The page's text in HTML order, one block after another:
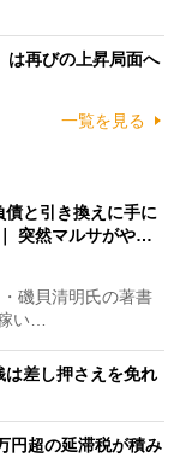
は再びの上昇局面へ
一覧を見る
債と引き換えに手に
突然マルサがや…
磯貝清明氏の著書
い…
差し押さえを免れ
円超の延滞税が積み